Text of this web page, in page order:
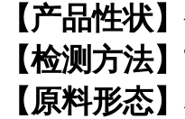
【产品性状
【检测方法
【原料形态